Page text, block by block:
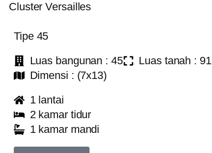
ClusterVersailles
Tipe 45
Luas bangunan : 45
Luas tanah : 91
Dimensi : (7x13)
1 lantai
2 kamar tidur
1 kamar mandi